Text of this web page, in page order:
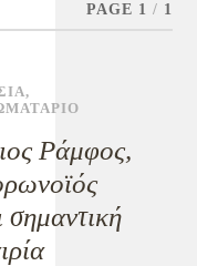
PAGE 1 / 1
,
Ράμφος,
σημαντική